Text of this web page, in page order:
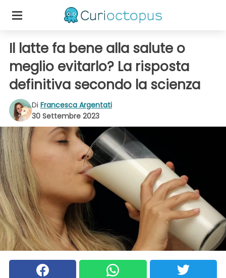
Il latte fa bene alla salute o
meglio evitarlo? La risposta
definitiva secondo la scienza
Di Francesca Argentati
30 Settembre 2023